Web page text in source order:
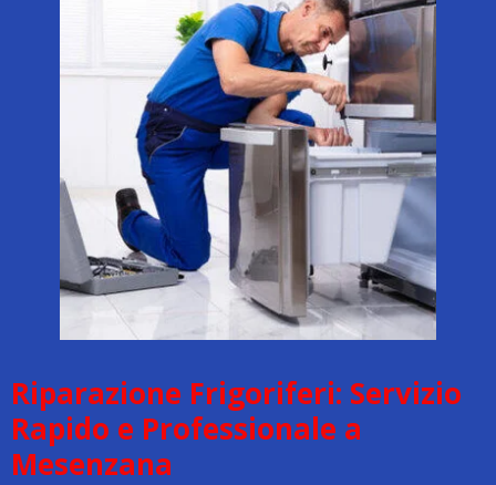
Riparazione Frigoriferi: Servizio
Rapido e Professionale a
Mesenzana